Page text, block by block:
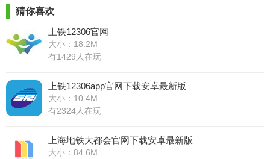
猜你喜欢
上铁12306官网
大小：18.2M
有1429人在玩
上铁12306app官网下载安卓最新版
大小：10.4M
有2324人在玩
上海地铁大都会官网下载安卓最新版
大小：84.6M